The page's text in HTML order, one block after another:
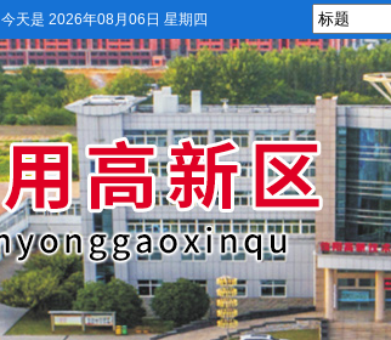
今天是 2026年08月06日 星期四